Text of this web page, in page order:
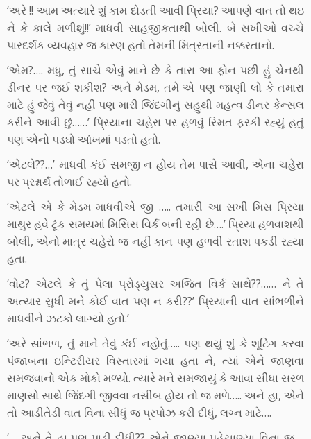
‘અરે !! આમ અત્યારે શું કામ દોડતી આવી પ્રિયા? આપણે વાત તો થઇ
ને કે કાલે મળીશું!!’ માધવી સાહજીકતાથી બોલી. બે સખીઓ વચ્ચે
પારદર્શક વ્યવહાર જ કારણ હતો તેમની મિત્રતાની નક્કરતાનો.
‘એમ?…. મધુ, તું સાચે એવું માને છે કે તારા આ ફોન પછી હું ચેનથી
ડીનર પર જઈ શકીશ? અને મેડમ, તમે એ પણ જાણી લો કે તમારા
માટે હું જેવું તેવું નહીં પણ મારી જિંદગીનું સહુથી મહત્વ ડીનર કેન્સલ
કરીને આવી છું……’ પ્રિયાના ચહેરા પર હળવું સ્મિત ફરકી રહ્યું હતું
પણ એનો પડઘો આંખમાં પડતો હતો.
‘એટલે??…’ માધવી કંઈ સમજી ન હોય તેમ પાસે આવી, એના ચહેરા
પર પ્રશ્નાર્થ તોળાઈ રહ્યો હતો.
‘એટલે એ કે મેડમ માધવીએ જી ….. તમારી આ સખી મિસ પ્રિયા
માથુર હવે ટૂંક સમયમાં મિસિસ વિર્ક બની રહી છે….’ પ્રિયા હળવાશથી
બોલી, એનો માત્ર ચહેરો જ નહીં કાન પણ હળવી રતાશ પકડી રહ્યા
હતા.
‘વોટ? એટલે કે તું પેલા પ્રોડ્યુસર અજિત વિર્ક સાથે??…… ને તે
અત્યાર સુધી મને કોઈ વાત પણ ન કરી??’ પ્રિયાની વાત સાંભળીને
માધવીને ઝટકો લાગ્યો હતો.’
‘અરે સાંભળ, તું માને તેવું કંઈ નહોતું….. પણ થયું શું કે શૂટિંગ કરવા
પંજાબના ઇન્ટિરીયર વિસ્તારમાં ગયા હતા ને, ત્યાં એને જાણવા
સમજવાનો એક મોકો મળ્યો. ત્યારે મને સમજાયું કે આવા સીધા સરળ
માણસો સાથે જિંદગી જીવવા નસીબ હોય તો જ મળે….. અને હા, એને
તો આડીતેડી વાત વિના સીધું જ પ્રપોઝ કરી દીધું, લગ્ન માટે….